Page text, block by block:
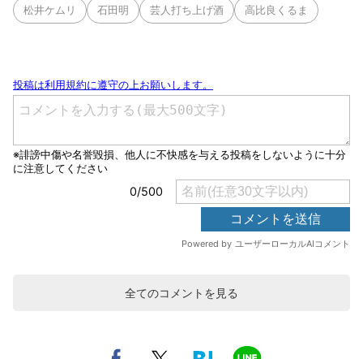
松井ケムリ 石田明 芸人打ち上げ酒 高比良くるま
全てのコメントを見る